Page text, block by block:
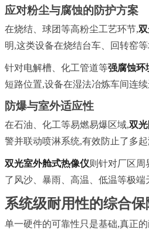
应对粉尘与腐蚀的防护方案
在烧结、球团等高粉尘工艺环节,
明,这类设备在烧结台车、回转窑
针对电解槽、化工管道等强腐蚀环
短路位置,设备在湿法冶炼车间连
防爆与室外适应性
在石油、化工等易燃易爆区域,双
警并联动喷淋系统,有效防止了多起
双光室外舱式热像仪则针对厂区
了风沙、暴雨、高温、低温等极端
系统级耐用性的综合保
单一硬件的可靠性只是基础,真正